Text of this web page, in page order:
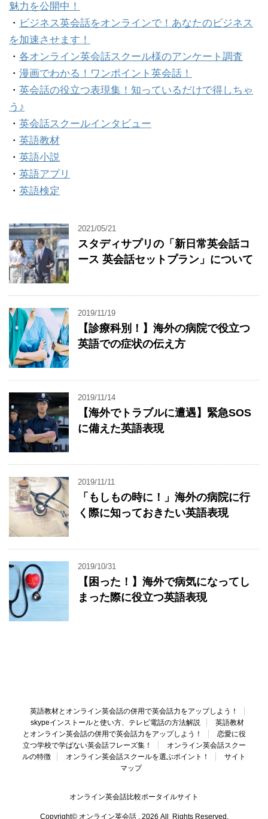
魅力を公開中！
・ ビジネス英会話をオンラインで！あなたのビジネス
を加速させます！
・ 各オンライン英会話スクール様のアンケート調査
・ 漫画でわかる！ワンポイント英会話！
・ 英会話の役立つ表現集！知っているだけで得しちゃ
う♪
・ 英会話スクールインタビュー
・ 英語教材
・ 英語小説
・ 英語アプリ
・ 英語検定
2021/05/21
スタディサプリの「新日常英会話コ
ース 英会話セットプラン」について
2019/11/19
【診療科別！】海外の病院で役立つ
英語での症状の伝え方
2019/11/14
【海外でトラブルに遭遇】緊急SOS
に備えた英語表現
2019/11/11
「もしもの時に！」海外の病院に行
く際に知っておきたい英語表現
2019/10/31
【困った！】海外で病気になってし
まった際に役立つ英語表現
英語教材とオンライン英会話の併用で英会話力をアップしよう！
skypeインストールと使い方、テレビ電話の方法解説
英語教材
とオンライン英会話の併用で英会話力をアップしよう！
恋愛に役
立つ学校で学ばない英会話フレーズ集！
オンライン英会話スクー
ルの特徴
オンライン英会話スクールを選ぶポイント！
サイト
マップ
オンライン英会話比較ポータイルサイト
Copyright© オンライン英会話 , 2026 All Rights Reserved.